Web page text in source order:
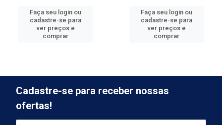
Faça seu login ou
cadastre-se para
ver preços e
comprar
Faça seu login ou
cadastre-se para
ver preços e
comprar
Cadastre-se para receber nossas
ofertas!